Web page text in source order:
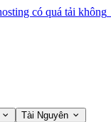
có quá tải không
Tài Nguyên